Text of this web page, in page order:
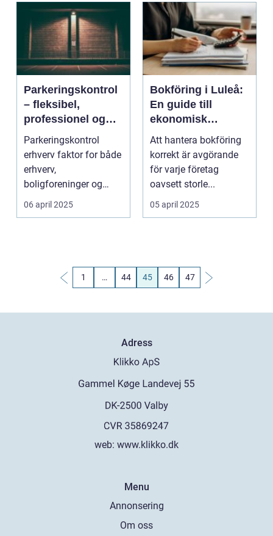
Parkeringskontrol
– fleksibel,
professionel og
tryg
Parkeringskontrol
erhverv faktor for både
erhverv,
boligforeninger og
parkeringsanlæg, d...
06 april 2025
Bokföring i Luleå:
En guide till
ekonomisk
framgång
Att hantera bokföring
korrekt är avgörande
för varje företag
oavsett storle...
05 april 2025
1 … 44 45 46 47
Adress
web: www.klikko.dk
Menu
Annonsering
Om oss